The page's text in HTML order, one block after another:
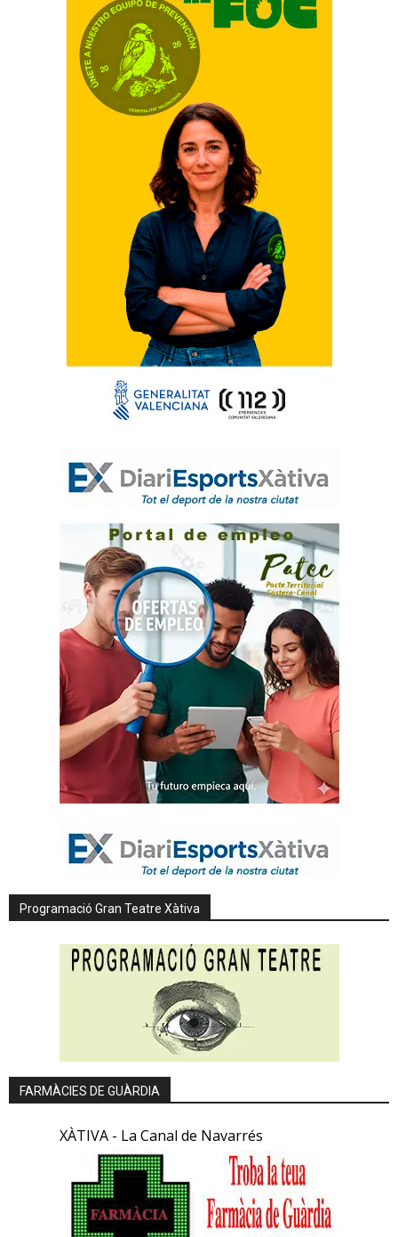
Programació Gran Teatre Xàtiva
FARMÀCIES DE GUÀRDIA
XÀTIVA - La Canal de Navarrés